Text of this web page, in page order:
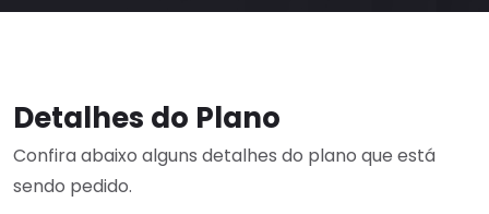
Detalhes do Plano
Confira abaixo alguns detalhes do plano que está
sendo pedido.